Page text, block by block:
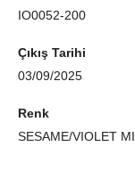
IO0052-200
Çıkış Tarihi
03/09/2025
Renk
SESAME/VIOLET